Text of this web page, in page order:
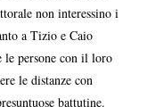
non interessino i
a Tizio e Caio
le persone con il loro
le distanze con
battutine.